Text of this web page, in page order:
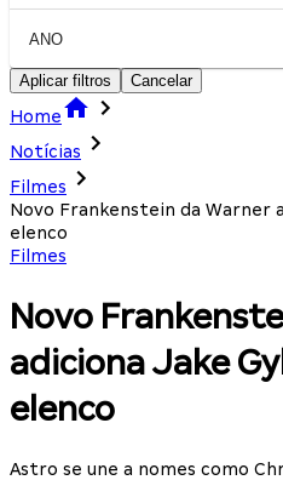
ANO
Aplicar filtros Cancelar
Home
Notícias
Filmes
Novo Frankenstein da Warner
elenco
Filmes
Novo
adiciona Jake
elenco
Astro se une a nomes como